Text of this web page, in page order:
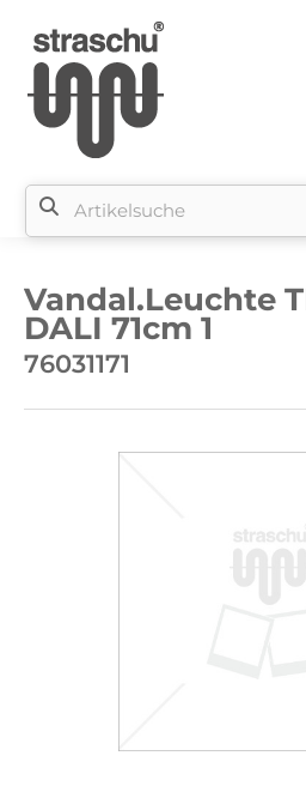
Vandal.Leuchte
DALI 71cm 1
76031171